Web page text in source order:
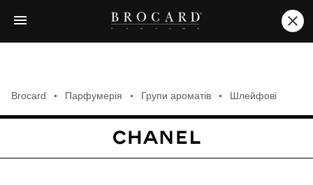
Brocard Парфумерія Групи ароматів Шлейфові